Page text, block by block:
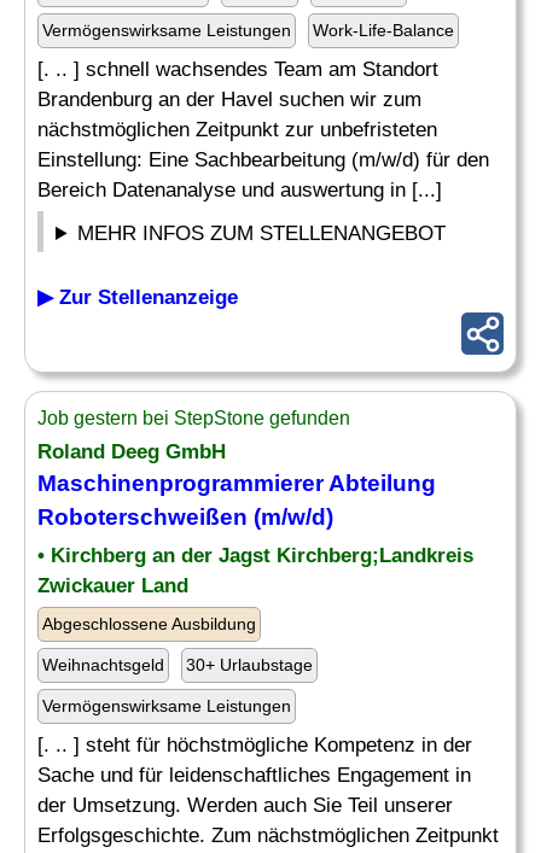
Vermögenswirksame Leistungen Work-Life-Balance
[. .. ] schnell wachsendes Team am Standort
Brandenburg an der Havel suchen wir zum
nächstmöglichen Zeitpunkt zur unbefristeten
Einstellung: Eine Sachbearbeitung (m/w/d) für den
Bereich Datenanalyse und auswertung in [...]
MEHR INFOS ZUM STELLENANGEBOT
▶ Zur Stellenanzeige
Job gestern bei StepStone gefunden
Roland Deeg GmbH
MaschinenprogrammiererAbteilung
Roboterschweißen (m/w/d)
• Kirchberg an der Jagst Kirchberg;Landkreis
Zwickauer Land
Abgeschlossene Ausbildung
Weihnachtsgeld 30+ Urlaubstage
Vermögenswirksame Leistungen
[. .. ] steht für höchstmögliche Kompetenz in der
Sache und für leidenschaftliches Engagement in
der Umsetzung. Werden auch Sie Teil unserer
Erfolgsgeschichte. Zum nächstmöglichen Zeitpunkt